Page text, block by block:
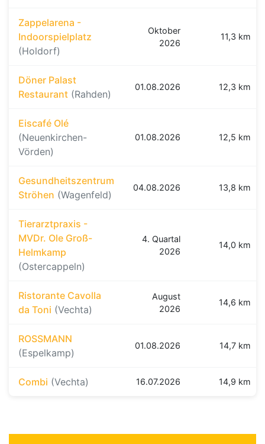
Zappelarena -
Indoorspielplatz
(Holdorf)
Oktober
2026
11,3 km
Döner Palast
Restaurant (Rahden)
01.08.2026 12,3 km
Eiscafé Olé
(Neuenkirchen-
Vörden)
01.08.2026 12,5 km
Gesundheitszentrum
Ströhen (Wagenfeld)
04.08.2026 13,8 km
Tierarztpraxis -
MVDr. Ole Groß-
Helmkamp
(Ostercappeln)
4. Quartal
2026
14,0 km
Ristorante Cavolla
da Toni (Vechta)
August
2026
14,6 km
ROSSMANN
(Espelkamp)
01.08.2026 14,7 km
Combi (Vechta) 16.07.2026 14,9 km